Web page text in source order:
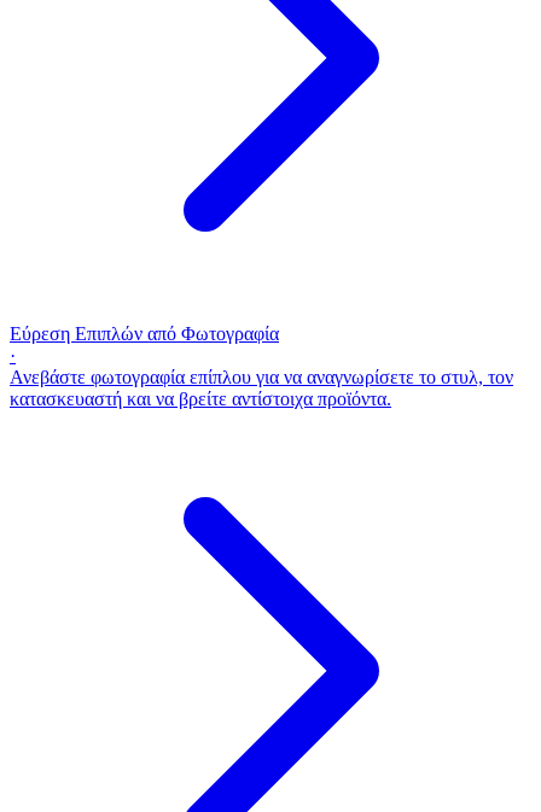
Εύρεση Επιπλών από Φωτογραφία
·
Ανεβάστε φωτογραφία επίπλου για να αναγνωρίσετε το στυλ, τον
κατασκευαστή και να βρείτε αντίστοιχα προϊόντα.